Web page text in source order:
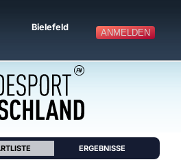
ANMELDEN
Bielefeld
ERGEBNISSE